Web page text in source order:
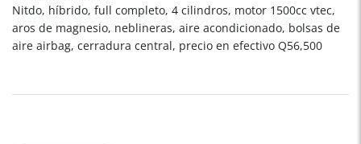
Nitdo, híbrido, full completo, 4 cilindros, motor 1500cc vtec,
aros de magnesio, neblineras, aire acondicionado, bolsas de
aire airbag, cerradura central, precio en efectivo Q56,500